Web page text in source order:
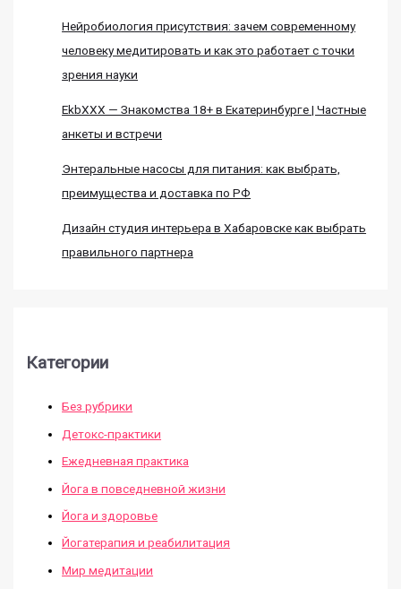
Нейробиология присутствия: зачем современному
человеку медитировать и как это работает с точки
зрения науки
EkbXXX — Знакомства 18+ в Екатеринбурге | Частные
анкеты и встречи
Энтеральные насосы для питания: как выбрать,
преимущества и доставка по РФ
Дизайн студия интерьера в Хабаровске как выбрать
правильного партнера
Категории
Без рубрики
Детокс-практики
Ежедневная практика
Йога в повседневной жизни
Йога и здоровье
Йогатерапия и реабилитация
Мир медитации